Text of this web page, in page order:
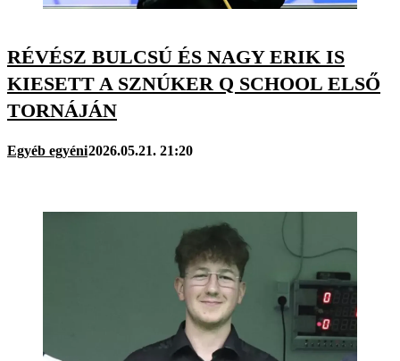
RÉVÉSZ BULCSÚ ÉS NAGY ERIK IS
KIESETT A SZNÚKER Q SCHOOL ELSŐ
TORNÁJÁN
Egyéb egyéni2026.05.21. 21:20